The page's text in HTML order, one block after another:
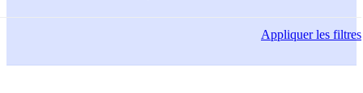
Appliquerles filtres